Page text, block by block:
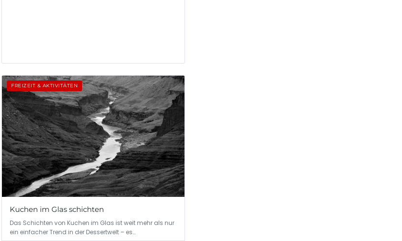
FREIZEIT & AKTIVITÄTEN
Kuchen im Glas schichten
Das Schichten von Kuchen im Glas ist weit mehr als nur
ein einfacher Trend in der Dessertwelt – es…